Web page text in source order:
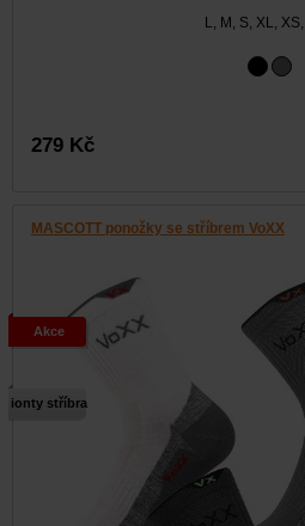
L, M, S, XL, XS,
279 Kč
MASCOTT ponožky se stříbrem VoXX
ionty stříbra
Akce